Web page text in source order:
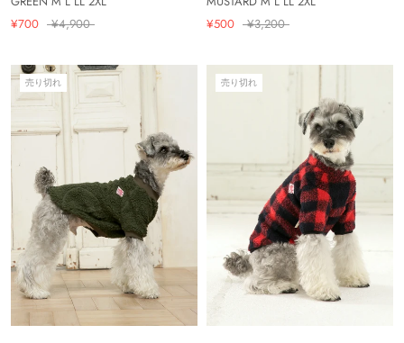
¥700
¥4,900
¥500
¥3,200
売り切れ 売り切れ